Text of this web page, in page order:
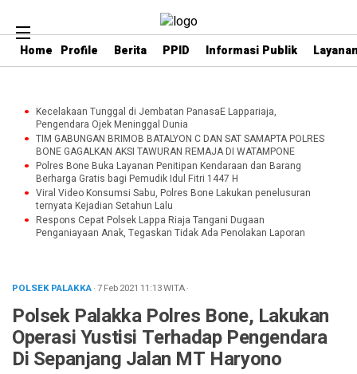
Home Profile Berita PPID Informasi Publik
Kecelakaan Tunggal di Jembatan PanasaE Lappariaja,
Pengendara Ojek Meninggal Dunia
TIM GABUNGAN BRIMOB BATALYON C DAN SAT SAMAPTA POLRES
BONE GAGALKAN AKSI TAWURAN REMAJA DI WATAMPONE
Polres Bone Buka Layanan Penitipan Kendaraan dan Barang
Berharga Gratis bagi Pemudik Idul Fitri 1447 H
Viral Video Konsumsi Sabu, Polres Bone Lakukan penelusuran
ternyata Kejadian Setahun Lalu
Respons Cepat Polsek Lappa Riaja Tangani Dugaan
Penganiayaan Anak, Tegaskan Tidak Ada Penolakan Laporan
POLSEK PALAKKA· 7 Feb 2021 11:13WITA·
Polsek Palakka Polres Bone, Lakukan
Operasi Yustisi Terhadap Pengendara
Di Sepanjang Jalan MT Haryono